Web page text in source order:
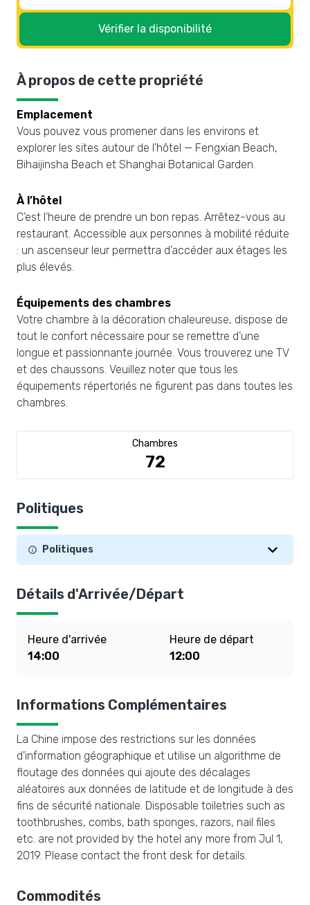
Vérifier la disponibilité
À propos de cette propriété
Emplacement
Vous pouvez vous promener dans les environs et
explorer les sites autour de l’hôtel — Fengxian Beach,
Bihaijinsha Beach et Shanghai Botanical Garden.
À l’hôtel
C’est l’heure de prendre un bon repas. Arrêtez-vous au
restaurant. Accessible aux personnes à mobilité réduite
: un ascenseur leur permettra d’accéder aux étages les
plus élevés.
Équipements des chambres
Votre chambre à la décoration chaleureuse, dispose de
tout le confort nécessaire pour se remettre d’une
longue et passionnante journée. Vous trouverez une TV
et des chaussons. Veuillez noter que tous les
équipements répertoriés ne figurent pas dans toutes les
chambres.
Chambres
72
Politiques
Politiques
Détails d'Arrivée/Départ
Heure d'arrivée
14:00
Heure de départ
12:00
Informations Complémentaires
La Chine impose des restrictions sur les données
d'information géographique et utilise un algorithme de
floutage des données qui ajoute des décalages
aléatoires aux données de latitude et de longitude à des
fins de sécurité nationale. Disposable toiletries such as
toothbrushes, combs, bath sponges, razors, nail files
etc. are not provided by the hotel any more from Jul 1,
2019. Please contact the front desk for details.
Commodités